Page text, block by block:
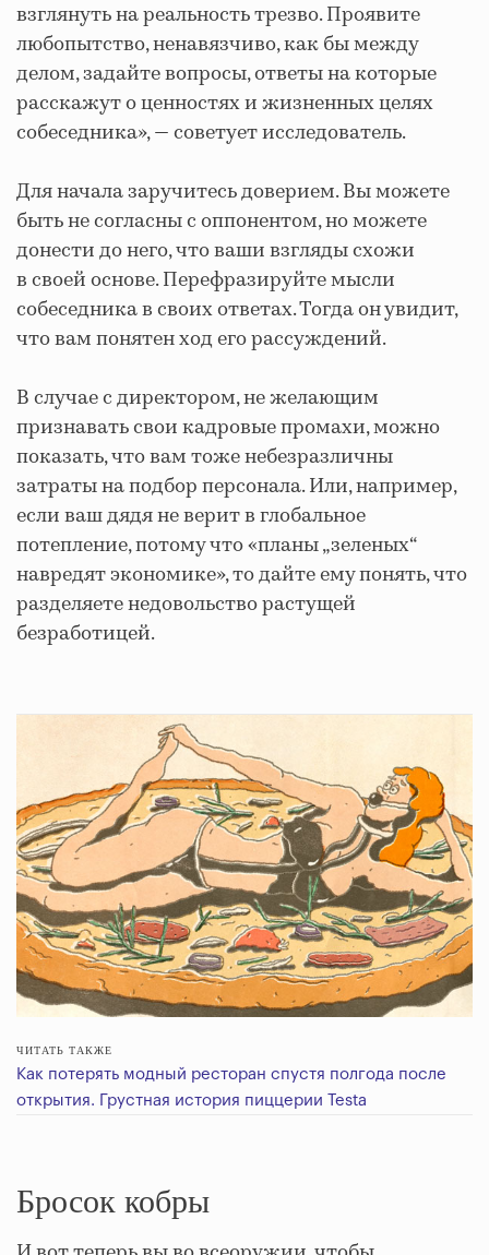
взглянуть на реальность трезво. Проявите
любопытство, ненавязчиво, как бы между
делом, задайте вопросы, ответы на которые
расскажут о ценностях и жизненных целях
собеседника», — советует исследователь.
Для начала заручитесь доверием. Вы можете
быть не согласны с оппонентом, но можете
донести до него, что ваши взгляды схожи
в своей основе. Перефразируйте мысли
собеседника в своих ответах. Тогда он увидит,
что вам понятен ход его рассуждений.
В случае с директором, не желающим
признавать свои кадровые промахи, можно
показать, что вам тоже небезразличны
затраты на подбор персонала. Или, например,
если ваш дядя не верит в глобальное
потепление, потому что «планы „зеленых“
навредят экономике», то дайте ему понять, что
разделяете недовольство растущей
безработицей.
ЧИТАТЬ ТАКЖЕ
Как потерять модный ресторан спустя полгода после
открытия. Грустная история пиццерии Testa
Бросок кобры